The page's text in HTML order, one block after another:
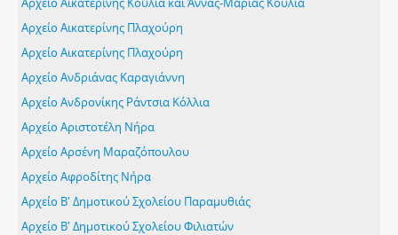
Αρχείο Αικατερίνης Πλαχούρη
Αρχείο Αικατερίνης Πλαχούρη
Αρχείο Ανδριάνας Καραγιάννη
Αρχείο Ανδρονίκης Ράντσια Κόλλια
Αρχείο Αριστοτέλη Νήρα
Αρχείο Αρσένη Μαραζόπουλου
Αρχείο Αφροδίτης Νήρα
Αρχείο Β' Δημοτικού Σχολείου Παραμυθιάς
Αρχείο Β' Δημοτικού Σχολείου Φιλιατών